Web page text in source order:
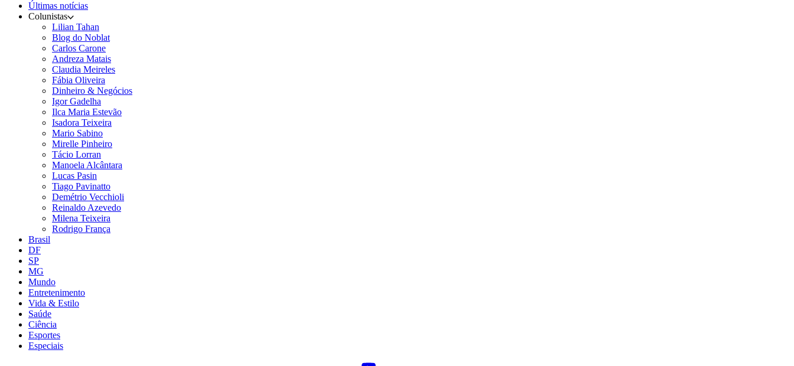
Últimas notícias
Colunistas
Lilian Tahan
Blog do Noblat
Carlos Carone
Andreza Matais
Claudia Meireles
Fábia Oliveira
Dinheiro & Negócios
Igor Gadelha
Ilca Maria Estevão
Isadora Teixeira
Mario Sabino
Mirelle Pinheiro
Tácio Lorran
Manoela Alcântara
Lucas Pasin
Tiago Pavinatto
Demétrio Vecchioli
Reinaldo Azevedo
Milena Teixeira
Rodrigo França
Brasil
DF
SP
MG
Mundo
Entretenimento
Vida & Estilo
Saúde
Ciência
Esportes
Especiais